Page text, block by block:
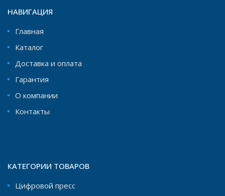
НАВИГАЦИЯ
Главная
Каталог
Доставка и оплата
Гарантия
О компании
Контакты
КАТЕГОРИИ ТОВАРОВ
Цифровой пресс